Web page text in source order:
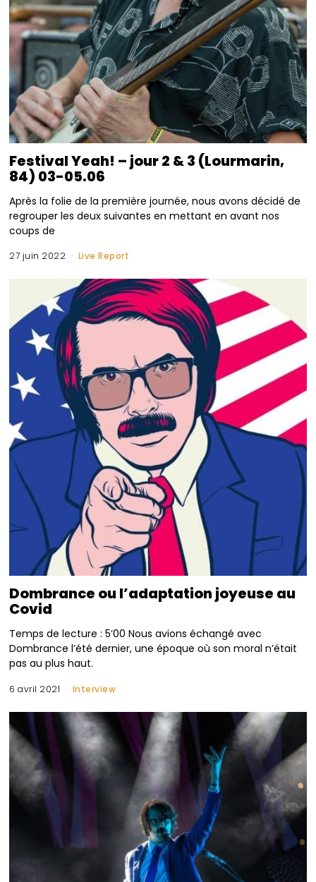
Festival Yeah! – jour 2 & 3 (Lourmarin,
84) 03-05.06
Après la folie de la première journée, nous avons décidé de
regrouper les deux suivantes en mettant en avant nos
coups de
27 juin 2022 Live Report
Dombrance ou l’adaptation joyeuse au
Covid
Temps de lecture : 5’00 Nous avions échangé avec
Dombrance l’été dernier, une époque où son moral n’était
pas au plus haut.
6 avril 2021 Interview